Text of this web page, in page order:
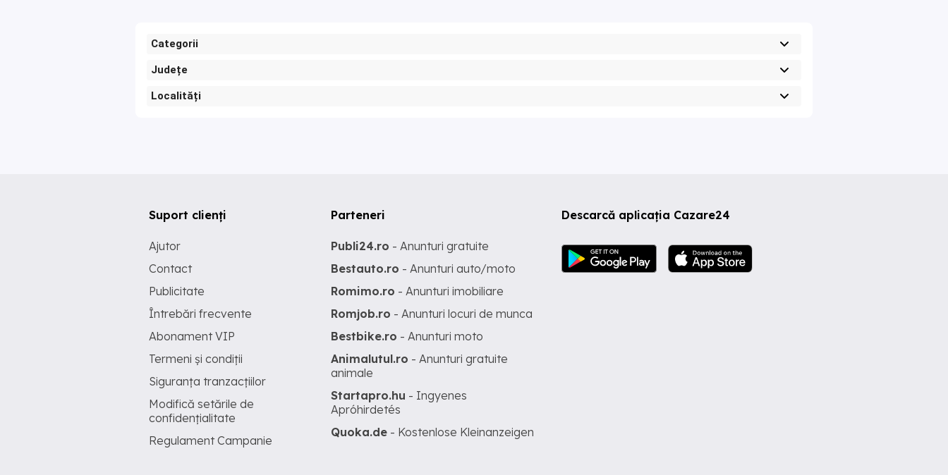
Categorii
Județe
Localități
Descarcă aplicația Cazare24
Suport clienți
Ajutor
Contact
Publicitate
Întrebări frecvente
Abonament VIP
Termeni și condiții
Siguranța tranzacțiilor
Modifică setările de
confidențialitate
Regulament Campanie
Parteneri
Publi24.ro - Anunturi gratuite
Bestauto.ro - Anunturi auto/moto
Romimo.ro - Anunturi imobiliare
Romjob.ro - Anunturi locuri de munca
Bestbike.ro - Anunturi moto
Animalutul.ro - Anunturi gratuite
animale
Startapro.hu - Ingyenes
Apróhirdetés
Quoka.de - Kostenlose Kleinanzeigen